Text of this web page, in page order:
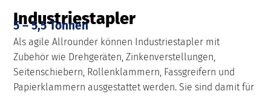
Industriestapler
5 – 5,5 Tonnen
Als agile Allrounder können Industriestapler mit
Zubehör wie Drehgeräten, Zinkenverstellungen,
Seitenschiebern, Rollenklammern, Fassgreifern und
Papierklammern ausgestattet werden. Sie sind damit für